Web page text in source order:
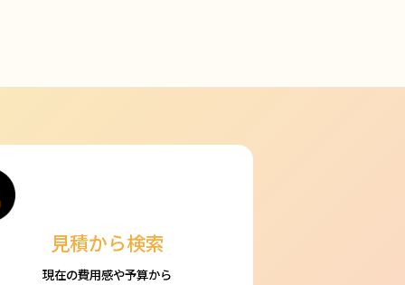
見積から検索
現在の費用感や予算から